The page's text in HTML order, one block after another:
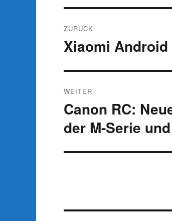
ZURÜCK
Vorheriger
Xiaomi
WEITER
Nächster
Beitrag:
Canon RC:
der M-Serie